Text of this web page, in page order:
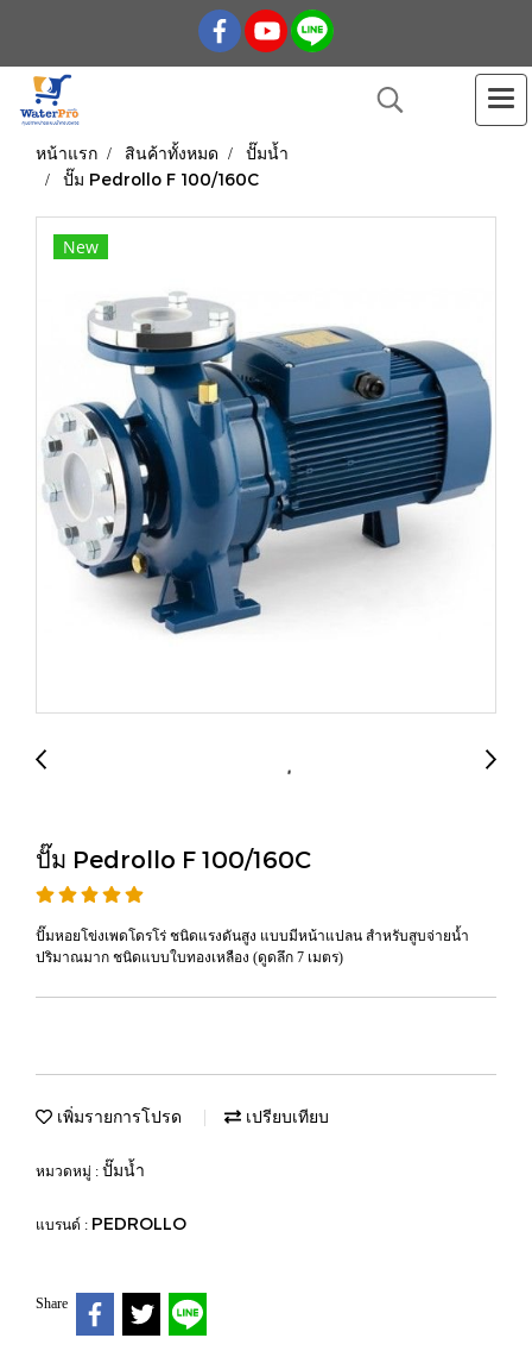
หน้าแรก สินค้าทั้งหมด
ปั๊มน้ำ
ปั๊ม Pedrollo F 100/160C
New
ปั๊ม Pedrollo F 100/160C
ปั๊มหอยโข่งเพดโดรโร่ ชนิดแรงดันสูง แบบมีหน้าแปลน สำหรับสูบจ่ายน้ำ
ปริมาณมาก ชนิดแบบใบทองเหลือง (ดูดลึก 7 เมตร)
เพิ่มรายการโปรด เปรียบเทียบ
หมวดหมู่ : ปั๊มน้ำ
แบรนด์ : PEDROLLO
Share